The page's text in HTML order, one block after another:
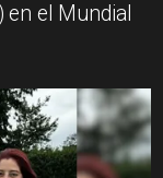
en el Mundial